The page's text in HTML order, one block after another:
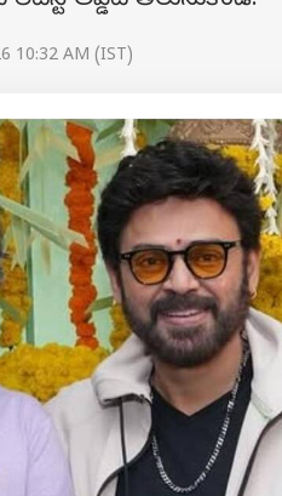
10:32 AM (IST)